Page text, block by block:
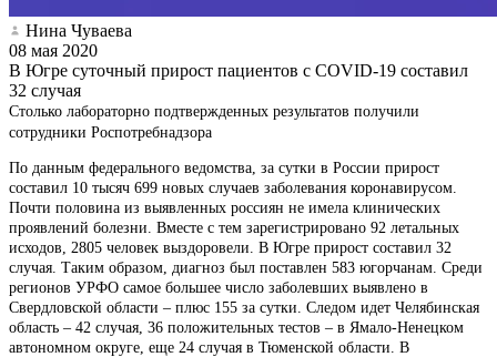
Нина Чуваева
08 мая 2020
В Югре суточный прирост пациентов с COVID-19 составил
32 случая
Столько лабораторно подтвержденных результатов получили
сотрудники Роспотребнадзора
По данным федерального ведомства, за сутки в России прирост
составил 10 тысяч 699 новых случаев заболевания коронавирусом.
Почти половина из выявленных россиян не имела клинических
проявлений болезни. Вместе с тем зарегистрировано 92 летальных
исходов, 2805 человек выздоровели. В Югре прирост составил 32
случая. Таким образом, диагноз был поставлен 583 югорчанам. Среди
регионов УРФО самое большее число заболевших выявлено в
Свердловской области – плюс 155 за сутки. Следом идет Челябинская
область – 42 случая, 36 положительных тестов – в Ямало-Ненецком
автономном округе, еще 24 случая в Тюменской области. В